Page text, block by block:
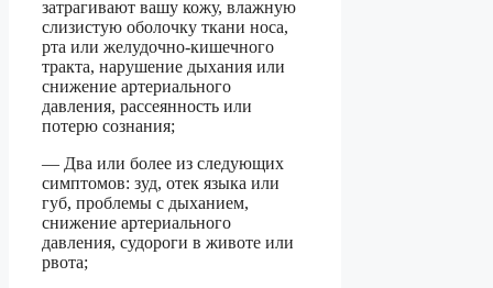
затрагивают вашу кожу, влажную
слизистую оболочку ткани носа,
рта или желудочно-кишечного
тракта, нарушение дыхания или
снижение артериального
давления, рассеянность или
потерю сознания;
— Два или более из следующих
симптомов: зуд, отек языка или
губ, проблемы с дыханием,
снижение артериального
давления, судороги в животе или
рвота;